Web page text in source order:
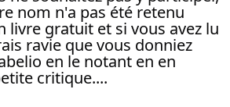
nom n'a pas été retenu
livre gratuit et si vous avez lu
ravie que vous donniez
en le notant en en
critique....